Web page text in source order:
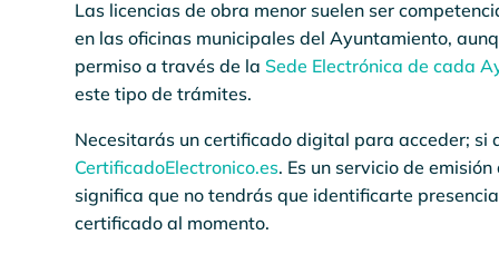
Las licencias de obra menor suelen ser
en las oficinas municipales del Ayuntamiento,
permiso a través de la Sede Electrónica de cada
este tipo de trámites.
Necesitarás un certificado digital para acceder; si
CertificadoElectronico.es. Es un servicio de
significa que no tendrás que identificarte
certificado al momento.